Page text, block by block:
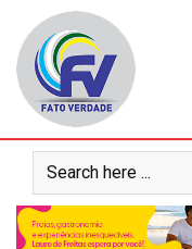
content